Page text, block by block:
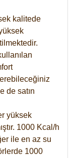
kalitede
de satın
yüksek
1000 Kcal/h
ile en az su
1000